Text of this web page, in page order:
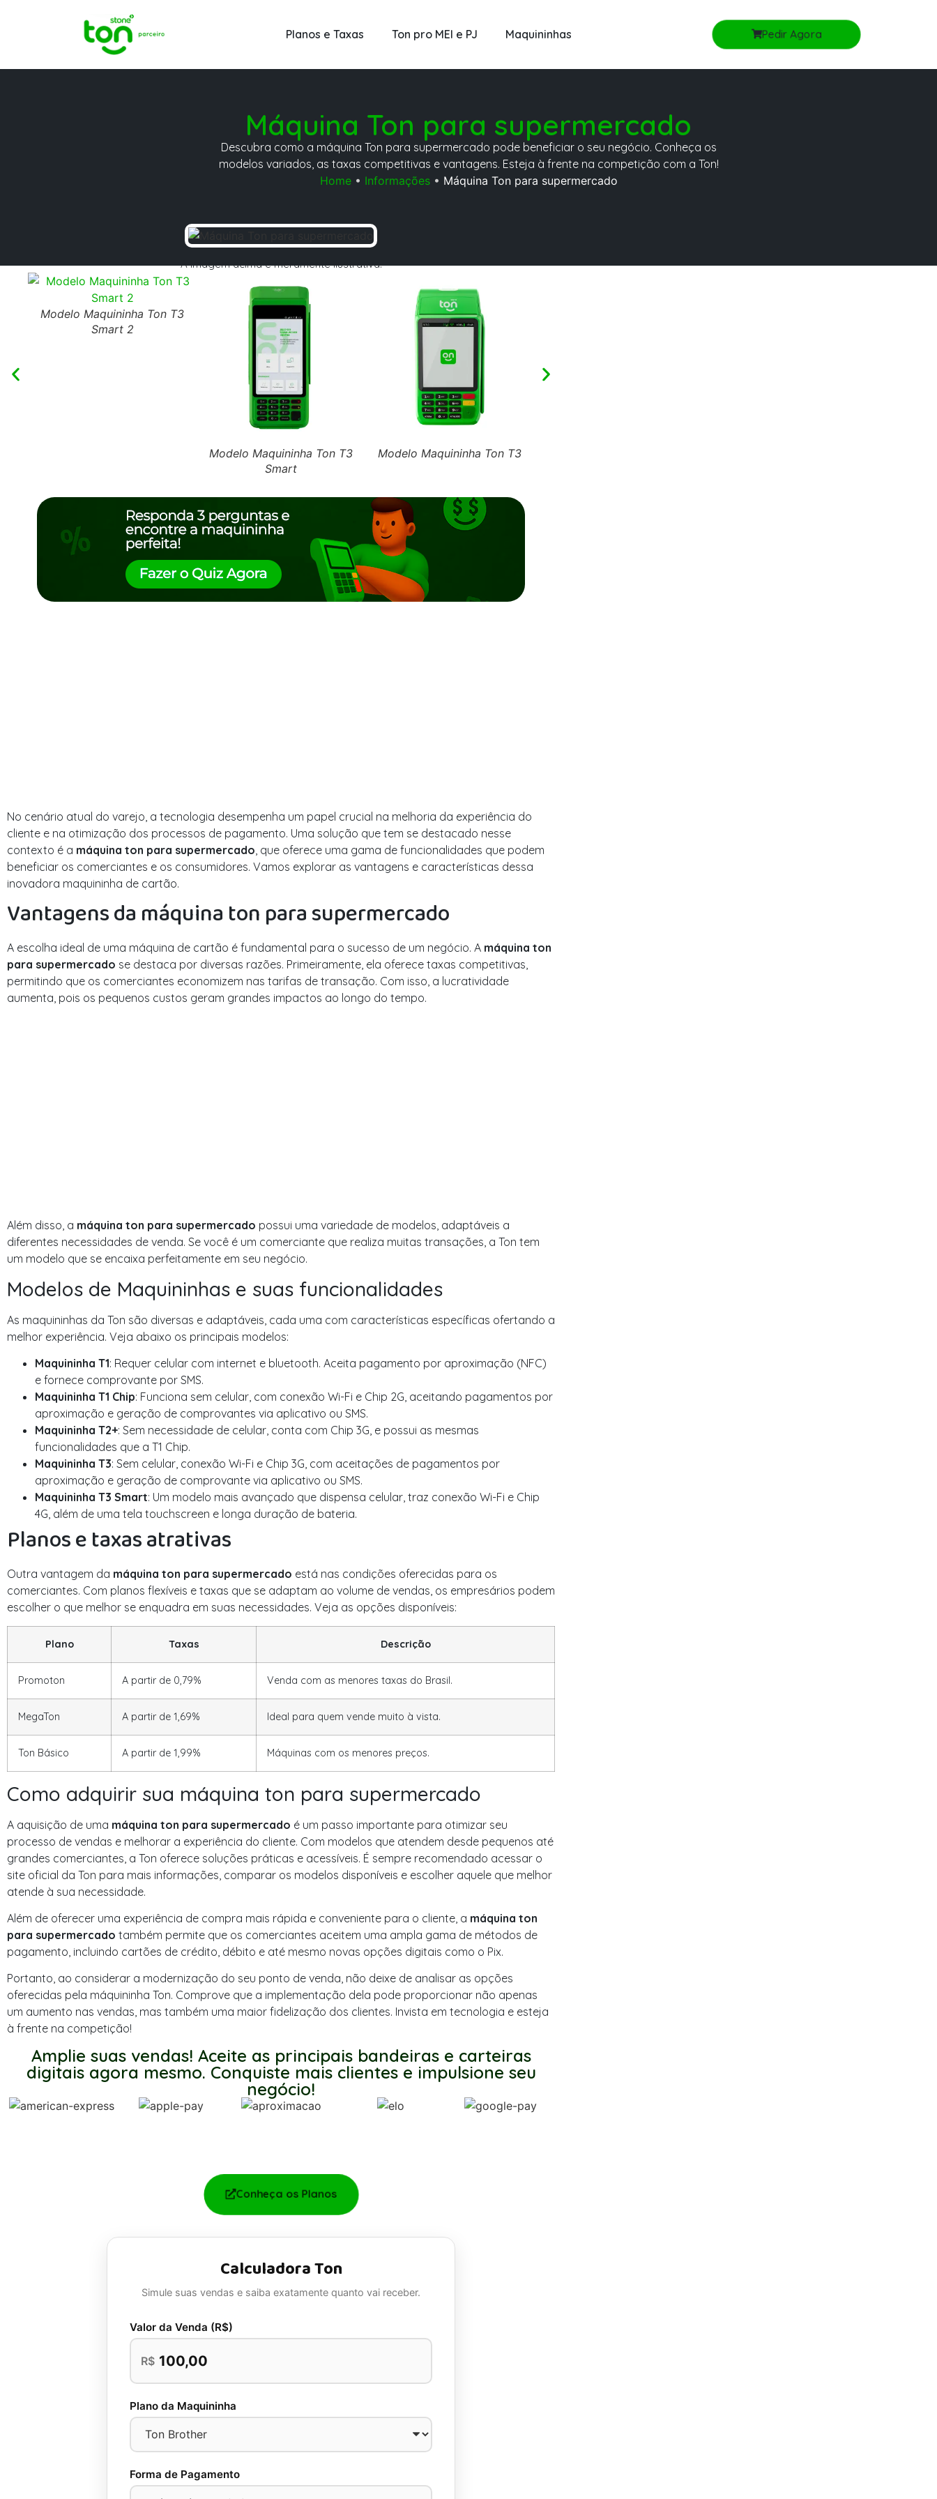
Planos e Taxas Ton pro MEI e PJ Maquininhas Pedir Agora
Máquina Ton para supermercado
Descubra como a máquina Ton para supermercado pode beneficiar o seu negócio. Conheça os
modelos variados, as taxas competitivas e vantagens. Esteja à frente na competição com a Ton!
Home• Informações• Máquina Ton para supermercado
A imagem acima é meramente ilustrativa.
Modelo Maquininha Ton T3
Smart 2
Modelo Maquininha Ton T3
Smart
Modelo Maquininha Ton T3
No cenário atual do varejo, a tecnologia desempenha um papel crucial na melhoria da experiência do
cliente e na otimização dos processos de pagamento. Uma solução que tem se destacado nesse
contexto é a máquina ton para supermercado , que oferece uma gama de funcionalidades que podem
beneficiar os comerciantes e os consumidores. Vamos explorar as vantagens e características dessa
inovadora maquininha de cartão.
Vantagens da máquina ton para supermercado
A escolha ideal de uma máquina de cartão é fundamental para o sucesso de um negócio. A máquina ton
para supermercado se destaca por diversas razões. Primeiramente, ela oferece taxas competitivas,
permitindo que os comerciantes economizem nas tarifas de transação. Com isso, a lucratividade
aumenta, pois os pequenos custos geram grandes impactos ao longo do tempo.
Além disso, a máquina ton para supermercado possui uma variedade de modelos, adaptáveis a
diferentes necessidades de venda. Se você é um comerciante que realiza muitas transações, a Ton tem
um modelo que se encaixa perfeitamente em seu negócio.
Modelos de Maquininhas e suas funcionalidades
As maquininhas da Ton são diversas e adaptáveis, cada uma com características específicas ofertando a
melhor experiência. Veja abaixo os principais modelos:
Maquininha T1: Requer celular com internet e bluetooth. Aceita pagamento por aproximação (NFC)
e fornece comprovante por SMS.
Maquininha T1 Chip: Funciona sem celular, com conexão Wi-Fi e Chip 2G, aceitando pagamentos por
aproximação e geração de comprovantes via aplicativo ou SMS.
Maquininha T2+: Sem necessidade de celular, conta com Chip 3G, e possui as mesmas
funcionalidades que a T1 Chip.
Maquininha T3: Sem celular, conexão Wi-Fi e Chip 3G, com aceitações de pagamentos por
aproximação e geração de comprovante via aplicativo ou SMS.
Maquininha T3 Smart: Um modelo mais avançado que dispensa celular, traz conexão Wi-Fi e Chip
4G, além de uma tela touchscreen e longa duração de bateria.
Planos e taxas atrativas
Outra vantagem da máquina ton para supermercado está nas condições oferecidas para os
comerciantes. Com planos flexíveis e taxas que se adaptam ao volume de vendas, os empresários podem
escolher o que melhor se enquadra em suas necessidades. Veja as opções disponíveis:
Plano Taxas Descrição
Promoton A partir de 0,79% Venda com as menores taxas do Brasil.
MegaTon A partir de 1,69% Ideal para quem vende muito à vista.
Ton Básico A partir de 1,99% Máquinas com os menores preços.
Como adquirir sua máquina ton para supermercado
A aquisição de uma máquina ton para supermercado é um passo importante para otimizar seu
processo de vendas e melhorar a experiência do cliente. Com modelos que atendem desde pequenos até
grandes comerciantes, a Ton oferece soluções práticas e acessíveis. É sempre recomendado acessar o
site oficial da Ton para mais informações, comparar os modelos disponíveis e escolher aquele que melhor
atende à sua necessidade.
Além de oferecer uma experiência de compra mais rápida e conveniente para o cliente, a máquina ton
para supermercado também permite que os comerciantes aceitem uma ampla gama de métodos de
pagamento, incluindo cartões de crédito, débito e até mesmo novas opções digitais como o Pix.
Portanto, ao considerar a modernização do seu ponto de venda, não deixe de analisar as opções
oferecidas pela máquininha Ton. Comprove que a implementação dela pode proporcionar não apenas
um aumento nas vendas, mas também uma maior fidelização dos clientes. Invista em tecnologia e esteja
à frente na competição!
Amplie suas vendas! Aceite as principais bandeiras e carteiras
digitais agora mesmo. Conquiste mais clientes e impulsione seu
negócio!
Conheça os Planos
Calculadora Ton
Simule suas vendas e saiba exatamente quanto vai receber.
Valor da Venda (R$)
R$
Plano da Maquininha
Forma de Pagamento